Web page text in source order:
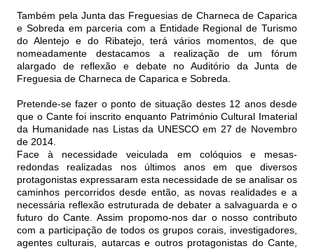
Também pela Junta das Freguesias de Charneca de Caparica
e Sobreda em parceria com a Entidade Regional de Turismo
do Alentejo e do Ribatejo, terá vários momentos, de que
nomeadamente destacamos a realização de um fórum
alargado de reflexão e debate no Auditório da Junta de
Freguesia de Charneca de Caparica e Sobreda.
Pretende-se fazer o ponto de situação destes 12 anos desde
que o Cante foi inscrito enquanto Património Cultural Imaterial
da Humanidade nas Listas da UNESCO em 27 de Novembro
de 2014.
Face à necessidade veiculada em colóquios e mesas-
redondas realizadas nos últimos anos em que diversos
protagonistas expressaram esta necessidade de se analisar os
caminhos percorridos desde então, as novas realidades e a
necessária reflexão estruturada de debater a salvaguarda e o
futuro do Cante. Assim propomo-nos dar o nosso contributo
com a participação de todos os grupos corais, investigadores,
agentes culturais, autarcas e outros protagonistas do Cante,